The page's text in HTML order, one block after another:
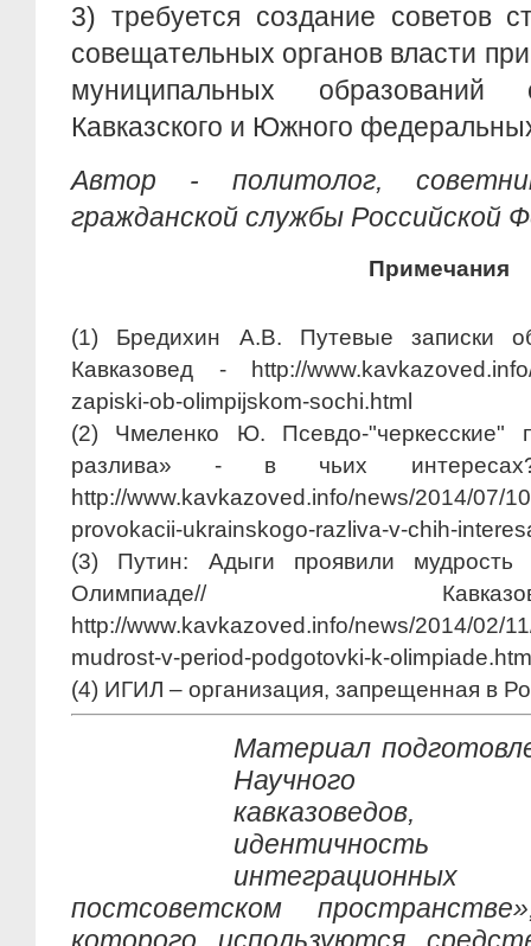
3) требуется создание советов
совещательных органов власти
муниципальных образований
Кавказского и Южного
Автор - политолог,
гражданской службы Российской
Примечания
(1) Бредихин А.В. Путевые записки
Кавказовед - http://
zapiski-ob-olimpijskom-sochi.html
(2) Чмеленко Ю. Псевдо-"черкесские"
разлива» - в чьих
http://www.kavkazoved.info/news/2014/07/
provokacii-ukrainskogo-razliva-v-chih-
(3) Путин: Адыги проявили мудрость
Олимпиаде//
http://www.kavkazoved.info/news/2014/02/
mudrost-v-period-podgotovki-k-
(4) ИГИЛ – организация, запрещенная в
Материал
Научного
кавказоведов,
постсоветском